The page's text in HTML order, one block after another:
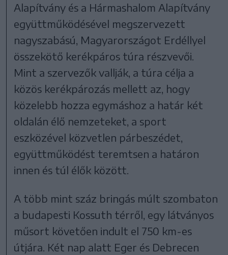
Alapítvány és a Hármashalom Alapítvány
együttműködésével megszervezett
nagyszabású, Magyarországot Erdéllyel
összekötő kerékpáros túra részvevői.
Mint a szervezők vallják, a túra célja a
közös kerékpározás mellett az, hogy
közelebb hozza egymáshoz a határ két
oldalán élő nemzeteket, a sport
eszközével közvetlen párbeszédet,
együttműködést teremtsen a határon
innen és túl élők között.
A több mint száz bringás múlt szombaton
a budapesti Kossuth térről, egy látványos
műsort követően indult el 750 km-es
útjára. Két nap alatt Eger és Debrecen